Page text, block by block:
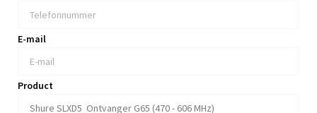
E-mail
Product